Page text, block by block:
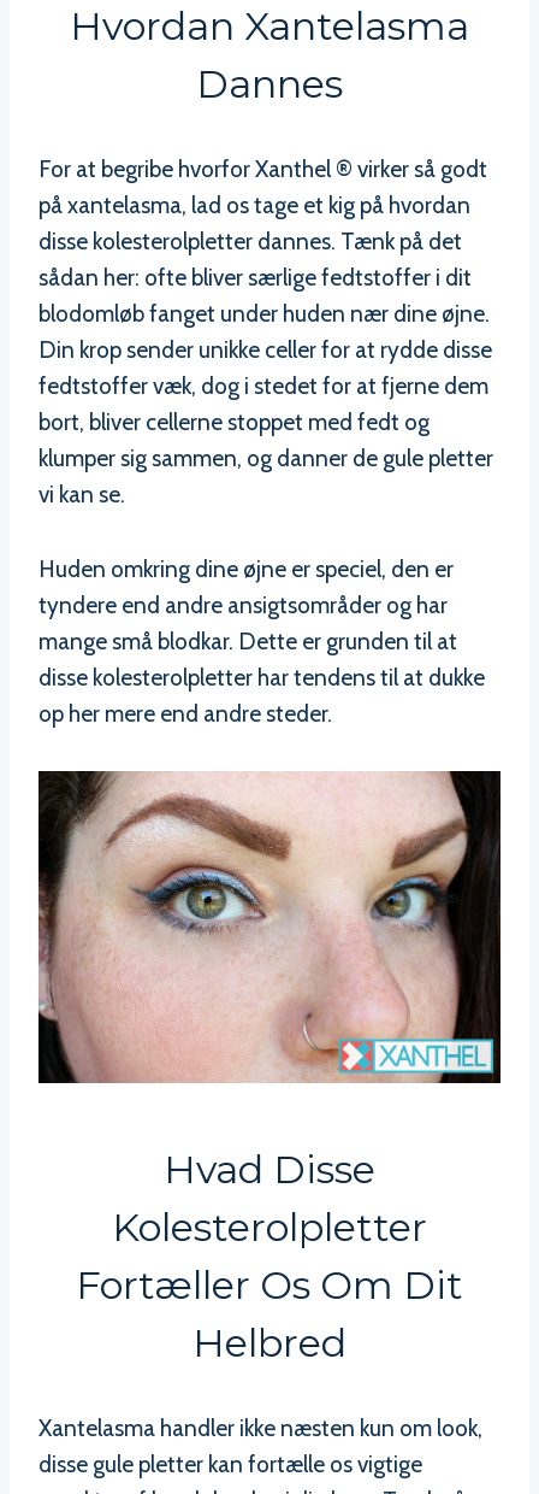
Hvordan Xantelasma
Dannes
For at begribe hvorfor Xanthel ® virker så godt
på xantelasma, lad os tage et kig på hvordan
disse kolesterolpletter dannes. Tænk på det
sådan her: ofte bliver særlige fedtstoffer i dit
blodomløb fanget under huden nær dine øjne.
Din krop sender unikke celler for at rydde disse
fedtstoffer væk, dog i stedet for at fjerne dem
bort, bliver cellerne stoppet med fedt og
klumper sig sammen, og danner de gule pletter
vi kan se.
Huden omkring dine øjne er speciel, den er
tyndere end andre ansigtsområder og har
mange små blodkar. Dette er grunden til at
disse kolesterolpletter har tendens til at dukke
op her mere end andre steder.
Hvad Disse
Kolesterolpletter
Fortæller Os Om Dit
Helbred
Xantelasma handler ikke næsten kun om look,
disse gule pletter kan fortælle os vigtige